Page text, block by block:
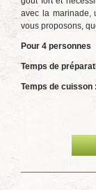
avec la marinade,
vous proposons,
Pour 4 personnes
Temps de
Temps de cuisson